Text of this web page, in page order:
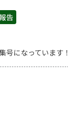
告
号になっています！